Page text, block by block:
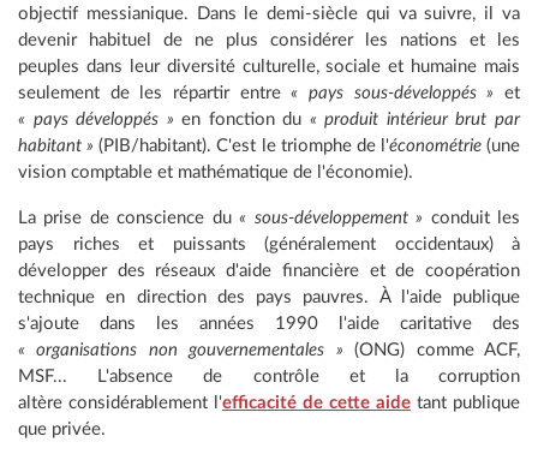
objectif messianique. Dans le demi-siècle qui va suivre, il va
devenir habituel de ne plus considérer les nations et les
peuples dans leur diversité culturelle, sociale et humaine mais
seulement de les répartir entre« pays sous-développés » et
« pays développés » en fonction du « produit intérieur brut par
habitant » (PIB/habitant). C'est le triomphe de l'économétrie(une
vision comptable et mathématique de l'économie).
La prise de conscience du« sous-développement » conduit les
pays riches et puissants (généralement occidentaux) à
développer des réseaux d'aide financière et de coopération
technique en direction des pays pauvres. À l'aide publique
s'ajoute dans les années 1990 l'aide caritative des
« organisations non gouvernementales » (ONG) comme ACF,
MSF... L'absence de contrôle et la corruption
altère considérablement l'efficacité de cette aide tant publique
que privée.